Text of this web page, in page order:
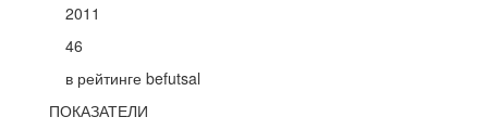
2011
46
в рейтинге befutsal
ПОКАЗАТЕЛИ